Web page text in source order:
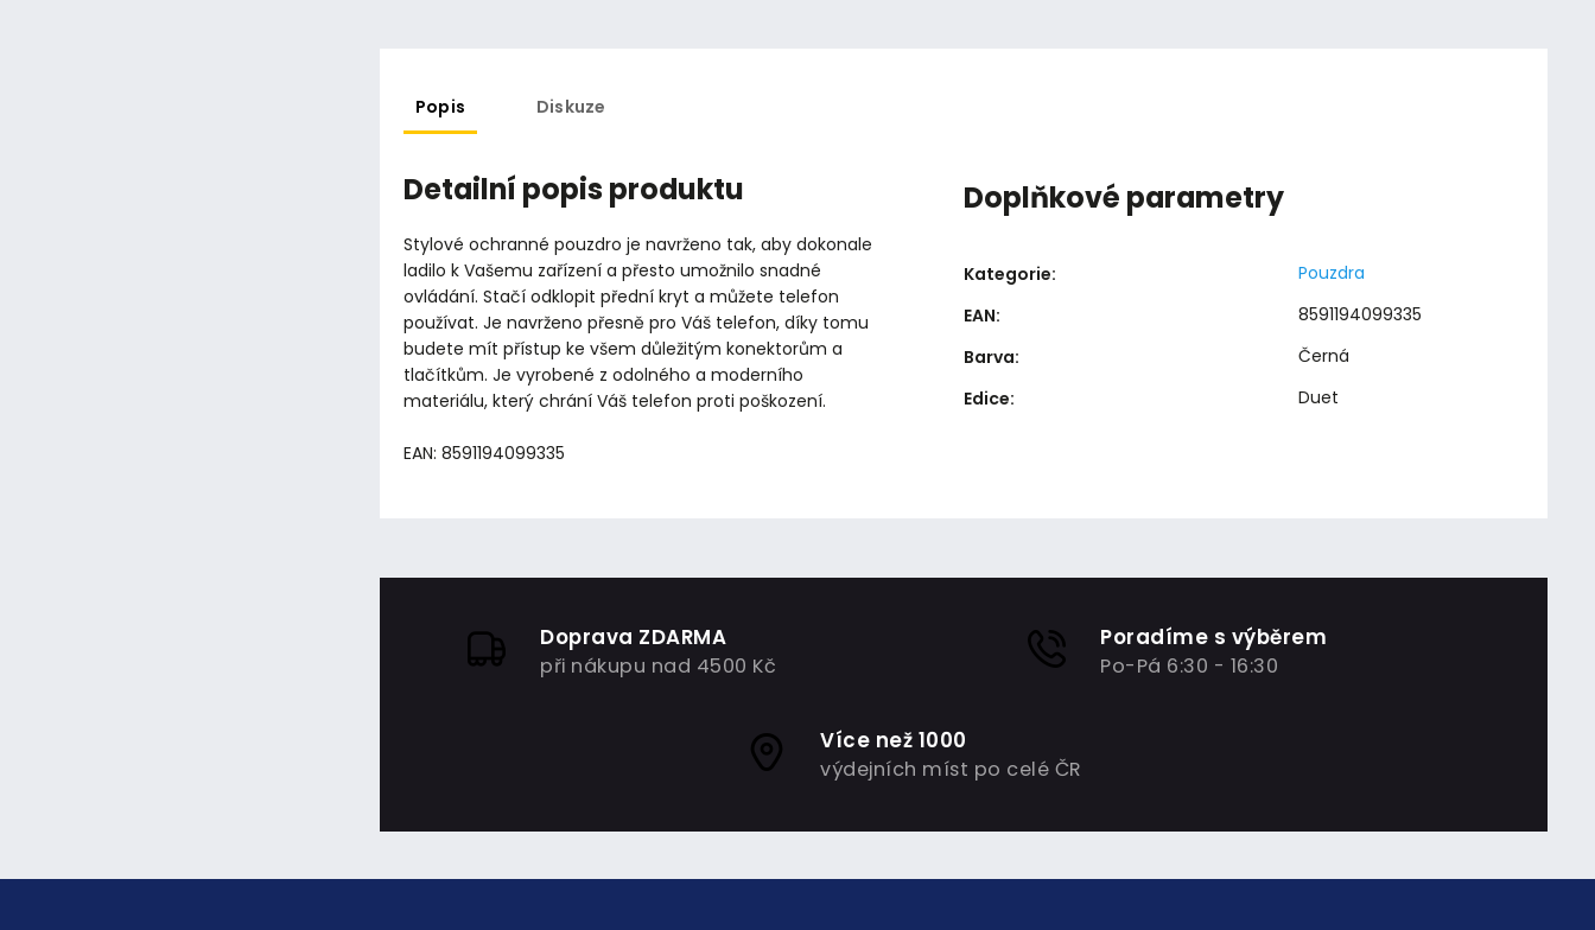
Popis Diskuze
Detailní popis produktu
Stylové ochranné pouzdro je navrženo tak, aby dokonale
ladilo k Vašemu zařízení a přesto umožnilo snadné
ovládání. Stačí odklopit přední kryt a můžete telefon
používat. Je navrženo přesně pro Váš telefon, díky tomu
budete mít přístup ke všem důležitým konektorům a
tlačítkům. Je vyrobené z odolného a moderního
materiálu, který chrání Váš telefon proti poškození.
EAN: 8591194099335
Doplňkové parametry
Kategorie:
Pouzdra
EAN:
8591194099335
Barva:
Černá
Edice: Duet
Doprava ZDARMA
při nákupu nad 4500 Kč
Poradíme s výběrem
Po-Pá 6:30 - 16:30
Více než 1000
výdejních míst po celé ČR